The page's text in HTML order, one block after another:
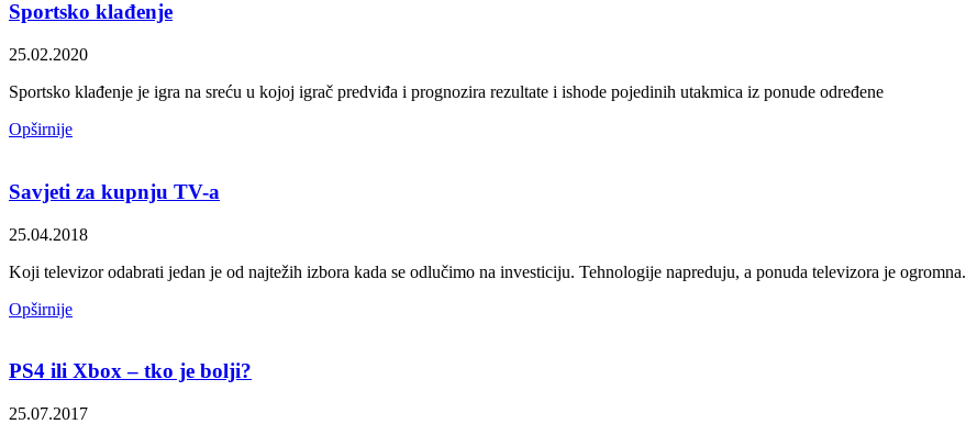
Sportsko klađenje
25.02.2020
Sportsko klađenje je igra na sreću u kojoj igrač predviđa i prognozira rezultate i ishode pojedinih utakmica iz ponude određene
Opširnije
Savjeti za kupnju TV-a
25.04.2018
Koji televizor odabrati jedan je od najtežih izbora kada se odlučimo na investiciju. Tehnologije napreduju, a ponuda televizora je ogromna.
Opširnije
PS4 ili Xbox – tko je bolji?
25.07.2017